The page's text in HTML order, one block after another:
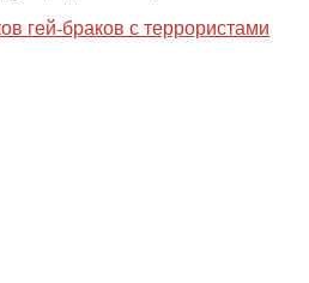
гей-браков с террористами